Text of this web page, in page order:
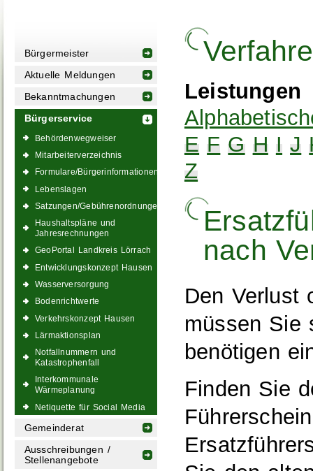
Bürgermeister
Aktuelle Meldungen
Bekanntmachungen
Bürgerservice
Behördenwegweiser
Mitarbeiterverzeichnis
Formulare/Bürgerinformationen
Lebenslagen
Satzungen/Gebührenordnungen
Haushaltspläne und
Jahresrechnungen
GeoPortal Landkreis Lörrach
Entwicklungskonzept Hausen
Wasserversorgung
Bodenrichtwerte
Verkehrskonzept Hausen
Lärmaktionsplan
Notfallnummern und
Katastrophenfall
Interkommunale
Wärmeplanung
Netiquette für Social Media
Gemeinderat
Ausschreibungen /
Stellenangebote
Leistungen
E F G H I J
Z
nach
Den Verlust
müssen Sie
benötigen
Finden Sie